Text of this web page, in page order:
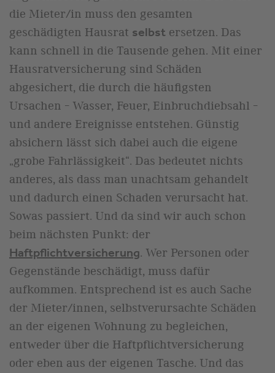
die Mieter/in muss den gesamten
geschädigten Hausrat selbst ersetzen. Das
kann schnell in die Tausende gehen. Mit einer
Hausratversicherung sind Schäden
abgesichert, die durch die häufigsten
Ursachen – Wasser, Feuer, Einbruchdiebsahl –
und andere Ereignisse entstehen. Günstig
absichern lässt sich dabei auch die eigene
„grobe Fahrlässigkeit“. Das bedeutet nichts
anderes, als dass man unachtsam gehandelt
und dadurch einen Schaden verursacht hat.
Sowas passiert. Und da sind wir auch schon
beim nächsten Punkt: der
Haftpflichtversicherung. Wer Personen oder
Gegenstände beschädigt, muss dafür
aufkommen. Entsprechend ist es auch Sache
der Mieter/innen, selbstverursachte Schäden
an der eigenen Wohnung zu begleichen,
entweder über die Haftpflichtversicherung
oder eben aus der eigenen Tasche. Und das